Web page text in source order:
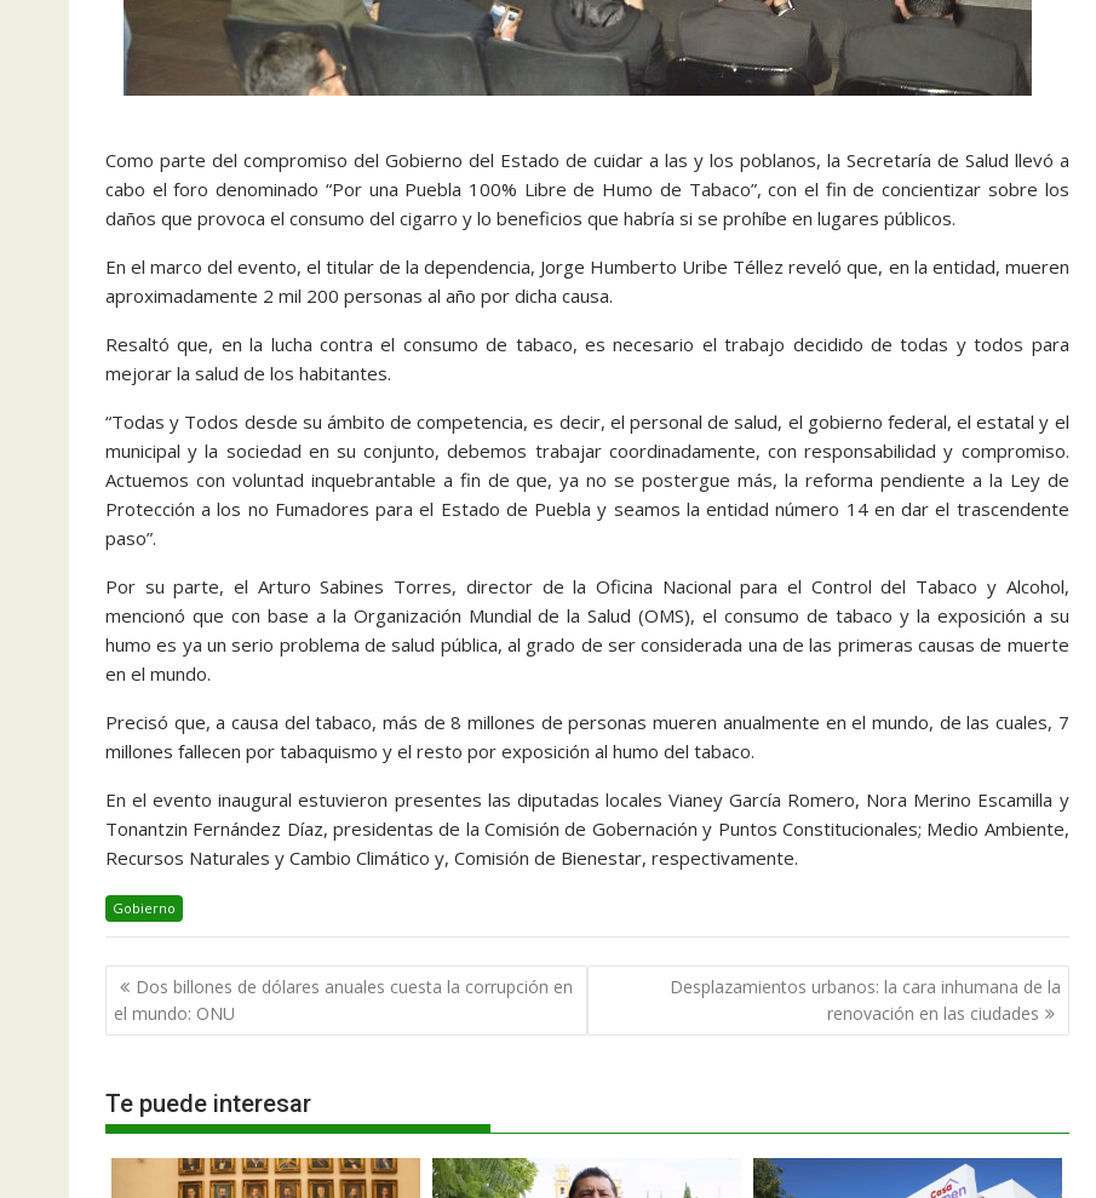
Como parte del compromiso del Gobierno del Estado de cuidar a las y los poblanos, la Secretaría de Salud llevó a
cabo el foro denominado “Por una Puebla 100% Libre de Humo de Tabaco”, con el fin de concientizar sobre los
daños que provoca el consumo del cigarro y lo beneficios que habría si se prohíbe en lugares públicos.
En el marco del evento, el titular de la dependencia, Jorge Humberto Uribe Téllez reveló que, en la entidad, mueren
aproximadamente 2 mil 200 personas al año por dicha causa.
Resaltó que, en la lucha contra el consumo de tabaco, es necesario el trabajo decidido de todas y todos para
mejorar la salud de los habitantes.
“Todas y Todos desde su ámbito de competencia, es decir, el personal de salud, el gobierno federal, el estatal y el
municipal y la sociedad en su conjunto, debemos trabajar coordinadamente, con responsabilidad y compromiso.
Actuemos con voluntad inquebrantable a fin de que, ya no se postergue más, la reforma pendiente a la Ley de
Protección a los no Fumadores para el Estado de Puebla y seamos la entidad número 14 en dar el trascendente
paso”.
Por su parte, el Arturo Sabines Torres, director de la Oficina Nacional para el Control del Tabaco y Alcohol,
mencionó que con base a la Organización Mundial de la Salud (OMS), el consumo de tabaco y la exposición a su
humo es ya un serio problema de salud pública, al grado de ser considerada una de las primeras causas de muerte
en el mundo.
Precisó que, a causa del tabaco, más de 8 millones de personas mueren anualmente en el mundo, de las cuales, 7
millones fallecen por tabaquismo y el resto por exposición al humo del tabaco.
En el evento inaugural estuvieron presentes las diputadas locales Vianey García Romero, Nora Merino Escamilla y
Tonantzin Fernández Díaz, presidentas de la Comisión de Gobernación y Puntos Constitucionales; Medio Ambiente,
Recursos Naturales y Cambio Climático y, Comisión de Bienestar, respectivamente.
Gobierno
Navegación
de
entradas
Dos billones de dólares anuales cuesta la corrupción en
el mundo: ONU
Desplazamientos urbanos: la cara inhumana de la
renovación en las ciudades
Te puede interesar